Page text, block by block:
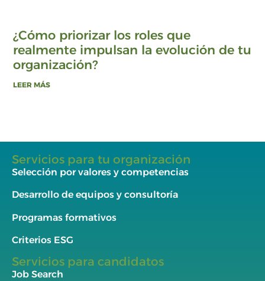
¿Cómo priorizar los roles que
realmente impulsan la evolución de tu
organización?
LEER MÁS
Servicios para tu organización
Selección por valores y competencias
Desarrollo de equipos y consultoría
Programas formativos
Criterios ESG
Servicios para candidatos
Job Search